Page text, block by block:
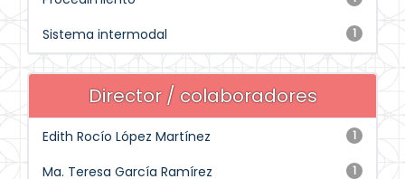
1
Sistema intermodal
Director / colaboradores
1
Edith Rocío López Martínez
1
Ma. Teresa García Ramírez